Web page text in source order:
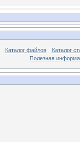
Каталог файлов
Каталог
Полезная